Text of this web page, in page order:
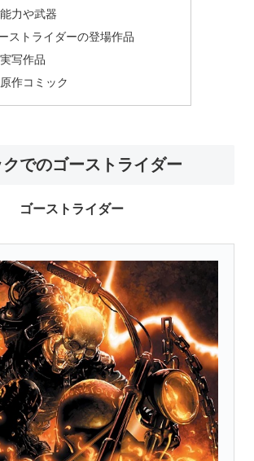
能力や武器
ストライダーの登場作品
実写作品
原作コミック
でのゴーストライダー
ゴーストライダー